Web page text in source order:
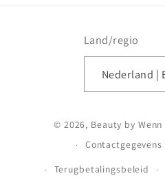
Land/regio
© 2026, Beauty by Wenn
Contactgegevens
Terugbetalingsbeleid